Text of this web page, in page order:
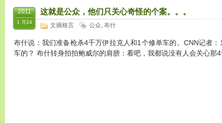
2011
1 月24
这就是公众，他们只关心奇怪的个案。。。
文摘格言 公众, 布什
布什说：我们准备枪杀4千万伊拉克人和1个修单车的。CNN记者
车的？ 布什转身拍拍鲍威尔的肩膀：看吧，我都说没有人会关心那